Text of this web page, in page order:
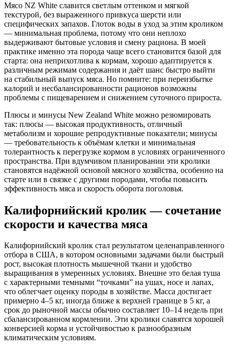
Мясо NZ White славится светлым оттенком и мягкой
текстурой, без выраженного привкуса шерсти или
специфических запахов. Глоток воды в уход за этим кроликом
— минимальная проблема, потому что они неплохо
выдерживают бытовые условия и смену рациона. В моей
практике именно эта порода чаще всего становится базой для
старта: она неприхотлива к кормам, хорошо адаптируется к
различным режимам содержания и даёт шанс быстро выйти
на стабильный выпуск мяса. Но помните: при переизбытке
калорий и несбалансированности рационов возможны
проблемы с пищеварением и снижением суточного прироста.
Плюсы и минусы New Zealand White можно резюмировать
так: плюсы — высокая продуктивность, отличный
метаболизм и хорошие репродуктивные показатели; минусы
— требовательность к объёмам клетки и минимальная
толерантность к перегрузке кормом в условиях ограниченного
пространства. При вдумчивом планировании эти кролики
становятся надёжной основой мясного хозяйства, особенно на
старте или в связке с другими породами, чтобы повысить
эффективность мяса и скорость оборота поголовья.
Калифорнийский кролик — сочетание
скорости и качества мяса
Калифорнийский кролик стал результатом целенаправленного
отбора в США, в котором основными задачами были быстрый
рост, высокая плотность мышечной ткани и удобство
выращивания в умеренных условиях. Внешне это белая туша
с характерными темными “точками” на ушах, носе и лапах,
что облегчает оценку породы в хозяйстве. Масса достигает
примерно 4–5 кг, иногда ближе к верхней границе в 5 кг, а
срок до рыночной массы обычно составляет 10–14 недель при
сбалансированном кормлении. Эти кролики славятся хорошей
конверсией корма и устойчивостью к разнообразным
климатическим условиям.